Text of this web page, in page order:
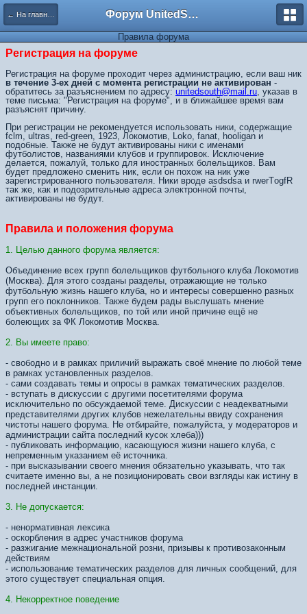
← На главную Форум UnitedSouth
Правила форума
Регистрация на форуме
Регистрация на форуме проходит через администрацию, если ваш ник
в течение 3-ех дней с момента регистрации не активирован -
обратитесь за разъяснением по адресу: unitedsouth@mail.ru, указав в
теме письма: "Регистрация на форуме", и в ближайшее время вам
разъяснят причину.
При регистрации не рекомендуется использовать ники, содержащие
fclm, ultras, red-green, 1923, Локомотив, Loko, fanat, hooligan и
подобные. Также не будут активированы ники с именами
футболистов, названиями клубов и группировок. Исключение
делается, пожалуй, только для иностранных болельщиков. Вам
будет предложено сменить ник, если он похож на ник уже
зарегистрированного пользователя. Ники вроде asdsdsa и rwerTоgfR
так же, как и подозрительные адреса электронной почты,
активированы не будут.
Правила и положения форума
1. Целью данного форума является:
Объединение всех групп болельщиков футбольного клуба Локомотив
(Москва). Для этого созданы разделы, отражающие не только
футбольную жизнь нашего клуба, но и интересы совершенно разных
групп его поклонников. Также будем рады выслушать мнение
объективных болельщиков, по той или иной причине ещё не
болеющих за ФК Локомотив Москва.
2. Вы имеете право:
- свободно и в рамках приличий выражать своё мнение по любой теме
в рамках установленных разделов.
- сами создавать темы и опросы в рамках тематических разделов.
- вступать в дискуссии с другими посетителями форума
исключительно по обсуждаемой теме. Дискуссии с неадекватными
представителями других клубов нежелательны ввиду сохранения
чистоты нашего форума. Не отбирайте, пожалуйста, у модераторов и
администрации сайта последний кусок хлеба)))
- публиковать информацию, касающуюся жизни нашего клуба, с
непременным указанием её источника.
- при высказывании своего мнения обязательно указывать, что так
считаете именно вы, а не позиционировать свои взгляды как истину в
последней инстанции.
3. Не допускается:
- ненормативная лексика
- оскорбления в адрес участников форума
- разжигание межнациональной розни, призывы к противозаконным
действиям
- использование тематических разделов для личных сообщений, для
этого существует специальная опция.
4. Некорректное поведение